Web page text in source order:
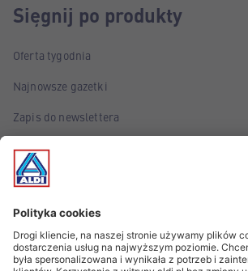
Sięgnij po produkty
Oferta tygodnia
Najnowsze gazetki
Zapis do newslettera
Poznaj marki własne ALDI
Śledź wydarzenia!